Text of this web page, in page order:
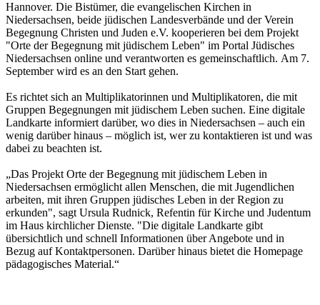
Hannover. Die Bistümer, die evangelischen Kirchen in
Niedersachsen, beide jüdischen Landesverbände und der Verein
Begegnung Christen und Juden e.V. kooperieren bei dem Projekt
"Orte der Begegnung mit jüdischem Leben" im Portal Jüdisches
Niedersachsen online und verantworten es gemeinschaftlich. Am 7.
September wird es an den Start gehen.
Es richtet sich an Multiplikatorinnen und Multiplikatoren, die mit
Gruppen Begegnungen mit jüdischem Leben suchen. Eine digitale
Landkarte informiert darüber, wo dies in Niedersachsen – auch ein
wenig darüber hinaus – möglich ist, wer zu kontaktieren ist und was
dabei zu beachten ist.
„Das Projekt Orte der Begegnung mit jüdischem Leben in
Niedersachsen ermöglicht allen Menschen, die mit Jugendlichen
arbeiten, mit ihren Gruppen jüdisches Leben in der Region zu
erkunden", sagt Ursula Rudnick, Refentin für Kirche und Judentum
im Haus kirchlicher Dienste. "Die digitale Landkarte gibt
übersichtlich und schnell Informationen über Angebote und in
Bezug auf Kontaktpersonen. Darüber hinaus bietet die Homepage
pädagogisches Material.“